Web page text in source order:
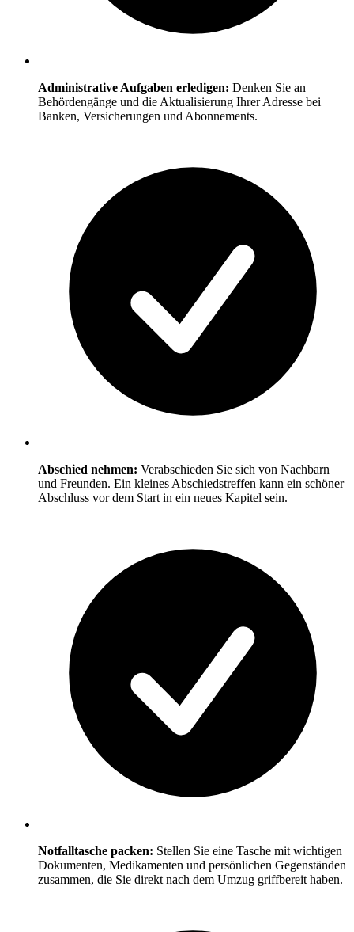
Administrative Aufgaben erledigen: Denken Sie an
Behördengänge und die Aktualisierung Ihrer Adresse bei
Banken, Versicherungen und Abonnements.
Abschied nehmen: Verabschieden Sie sich von Nachbarn
und Freunden. Ein kleines Abschiedstreffen kann ein schöner
Abschluss vor dem Start in ein neues Kapitel sein.
Notfalltasche packen: Stellen Sie eine Tasche mit wichtigen
Dokumenten, Medikamenten und persönlichen Gegenständen
zusammen, die Sie direkt nach dem Umzug griffbereit haben.